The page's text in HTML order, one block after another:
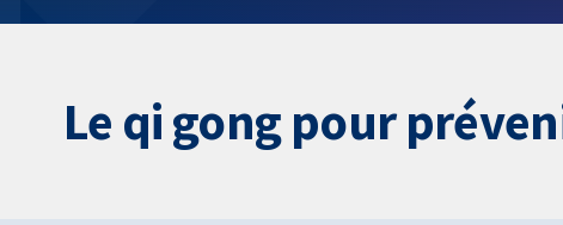
Le qi gong pour